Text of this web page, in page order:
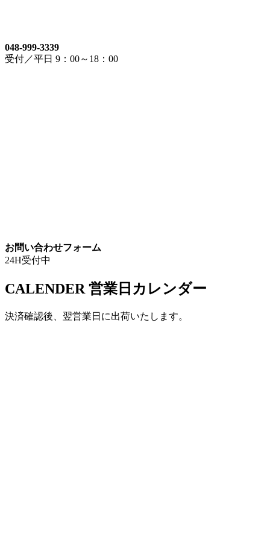
048-999-3339
受付／平日 9：00～18：00
お問い合わせフォーム
24H受付中
CALENDER 営業日カレンダー
決済確認後、翌営業日に出荷いたします。